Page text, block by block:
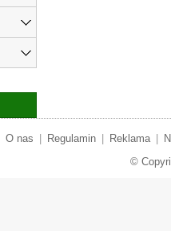
O nas Regulamin Reklama
©